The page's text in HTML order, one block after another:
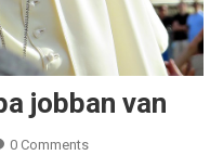
jobban van
0 Comments